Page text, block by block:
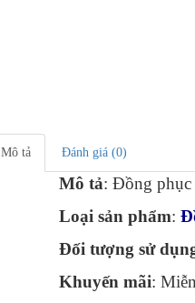
Mô tả Đánh giá (0)
Mô tả: Đồng phục
Loại sản phẩm:
Đối tượng sử
Khuyến mãi: